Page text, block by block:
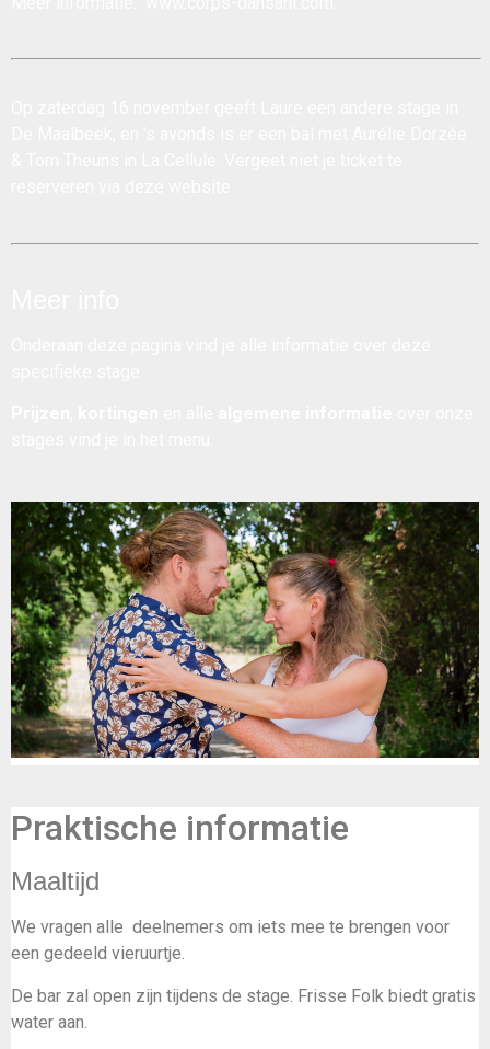
Praktische informatie
Maaltijd
We vragen alle deelnemers om iets mee te brengen voor
een gedeeld vieruurtje.
De bar zal open zijn tijdens de stage. Frisse Folk biedt gratis
water aan.